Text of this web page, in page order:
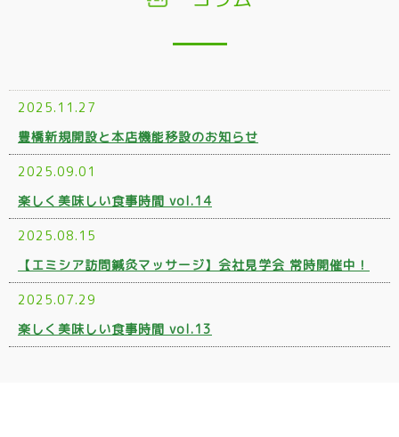
2025.11.27
豊橋新規開設と本店機能移設のお知らせ
2025.09.01
楽しく美味しい食事時間 vol.14
2025.08.15
【エミシア訪問鍼灸マッサージ】会社見学会 常時開催中！
2025.07.29
楽しく美味しい食事時間 vol.13